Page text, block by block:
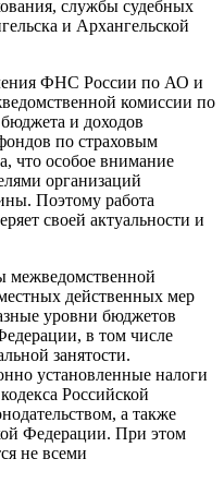
службы судебных
и Архангельской
ФНС России по АО и
комиссии по
и доходов
по страховым
что особое внимание
организаций
Поэтому работа
своей актуальности и
межведомственной
действенных мер
уровни бюджетов
в том числе
занятости.
установленные налоги
Российской
а также
Федерации. При этом
не всеми